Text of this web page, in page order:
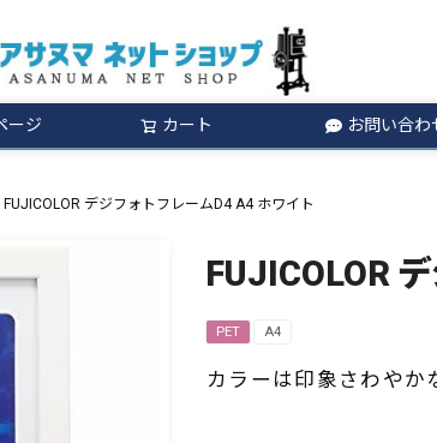
ージ カート お問い合わ
検索
FUJICOLOR デジフォトフレームD4 A4 ホワイト
FUJICOLOR
PET A4
カラーは印象さわやか